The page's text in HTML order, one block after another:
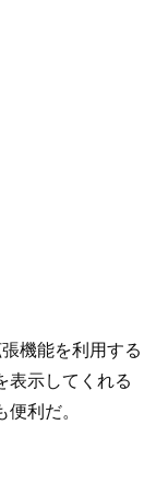
機能を利用する
表示してくれる
利だ。